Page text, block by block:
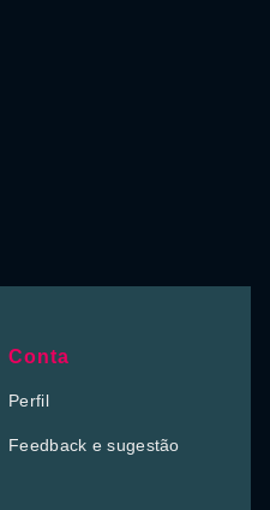
Conta
Perfil
Feedback e sugestão